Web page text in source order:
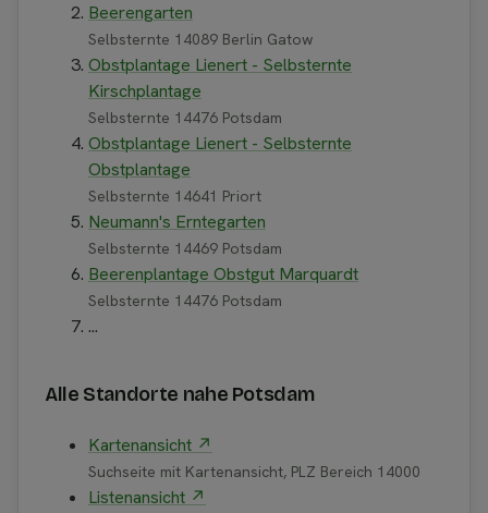
Beerengarten
Selbsternte 14089 Berlin Gatow
Obstplantage Lienert - Selbsternte
Kirschplantage
Selbsternte 14476 Potsdam
Obstplantage Lienert - Selbsternte
Obstplantage
Selbsternte 14641 Priort
Neumann's Erntegarten
Selbsternte 14469 Potsdam
Beerenplantage Obstgut Marquardt
Selbsternte 14476 Potsdam
...
Alle Standorte nahe Potsdam
Kartenansicht ↗
Suchseite mit Kartenansicht, PLZ Bereich 14000
Listenansicht ↗